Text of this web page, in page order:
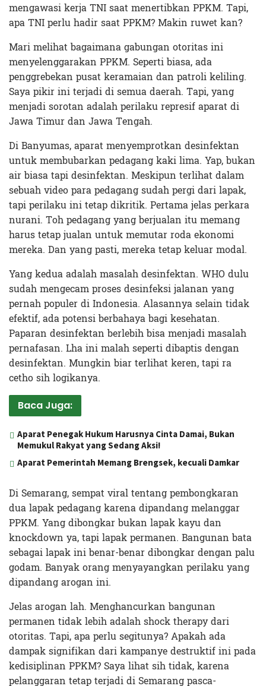
mengawasi kerja TNI saat menertibkan PPKM. Tapi,
apa TNI perlu hadir saat PPKM? Makin ruwet kan?
Mari melihat bagaimana gabungan otoritas ini
menyelenggarakan PPKM. Seperti biasa, ada
penggrebekan pusat keramaian dan patroli keliling.
Saya pikir ini terjadi di semua daerah. Tapi, yang
menjadi sorotan adalah perilaku represif aparat di
Jawa Timur dan Jawa Tengah.
Di Banyumas, aparat menyemprotkan desinfektan
untuk membubarkan pedagang kaki lima. Yap, bukan
air biasa tapi desinfektan. Meskipun terlihat dalam
sebuah video para pedagang sudah pergi dari lapak,
tapi perilaku ini tetap dikritik. Pertama jelas perkara
nurani. Toh pedagang yang berjualan itu memang
harus tetap jualan untuk memutar roda ekonomi
mereka. Dan yang pasti, mereka tetap keluar modal.
Yang kedua adalah masalah desinfektan. WHO dulu
sudah mengecam proses desinfeksi jalanan yang
pernah populer di Indonesia. Alasannya selain tidak
efektif, ada potensi berbahaya bagi kesehatan.
Paparan desinfektan berlebih bisa menjadi masalah
pernafasan. Lha ini malah seperti dibaptis dengan
desinfektan. Mungkin biar terlihat keren, tapi ra
cetho sih logikanya.
Baca Juga:
Aparat Penegak Hukum Harusnya Cinta Damai, Bukan
Memukul Rakyat yang Sedang Aksi!
Aparat Pemerintah Memang Brengsek, kecuali Damkar
Di Semarang, sempat viral tentang pembongkaran
dua lapak pedagang karena dipandang melanggar
PPKM. Yang dibongkar bukan lapak kayu dan
knockdown ya, tapi lapak permanen. Bangunan bata
sebagai lapak ini benar-benar dibongkar dengan palu
godam. Banyak orang menyayangkan perilaku yang
dipandang arogan ini.
Jelas arogan lah. Menghancurkan bangunan
permanen tidak lebih adalah shock therapy dari
otoritas. Tapi, apa perlu segitunya? Apakah ada
dampak signifikan dari kampanye destruktif ini pada
kedisiplinan PPKM? Saya lihat sih tidak, karena
pelanggaran tetap terjadi di Semarang pasca-